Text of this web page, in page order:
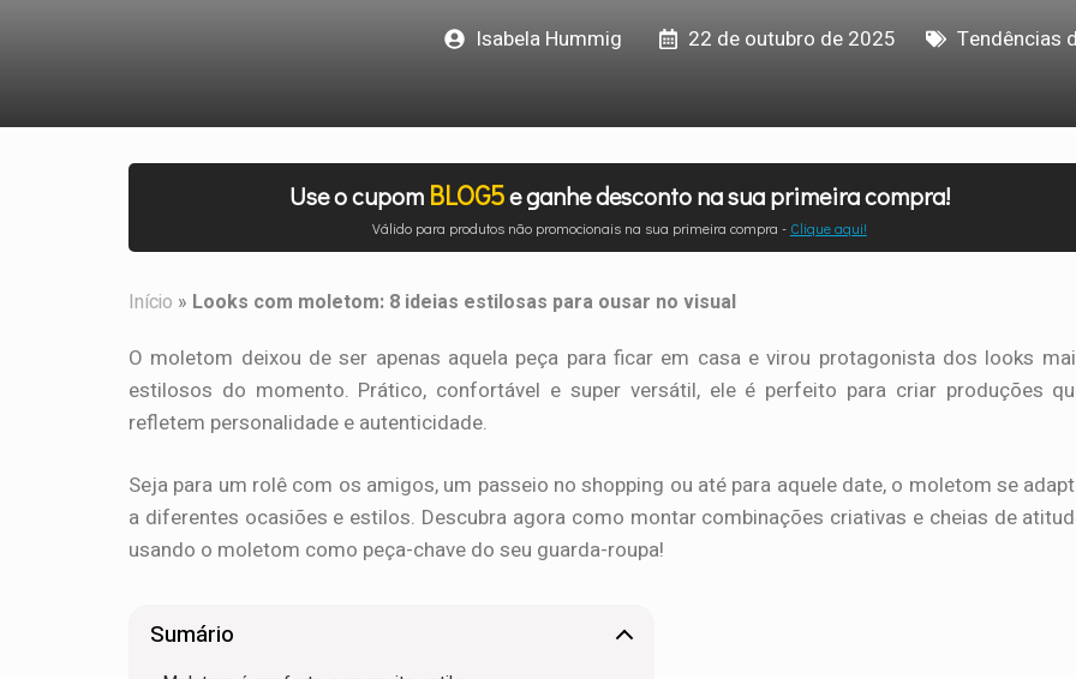
Isabela Hummig 22 de outubro de 2025 Tendências
Use o cupom BLOG5e ganhe desconto na sua primeira compra!
Válido para produtos não promocionais na sua primeira compra - Clique aqui!
Início » Looks com moletom: 8 ideias estilosas para ousar no visual
O moletom deixou de ser apenas aquela peça para ficar em casa e virou protagonista dos looks
estilosos do momento. Prático, confortável e super versátil, ele é perfeito para criar produções
refletem personalidade e autenticidade.
Seja para um rolê com os amigos, um passeio no shopping ou até para aquele date, o moletom se
a diferentes ocasiões e estilos. Descubra agora como montar combinações criativas e cheias de
usando o moletom como peça-chave do seu guarda-roupa!
Sumário